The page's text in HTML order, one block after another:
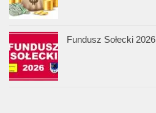
Fundusz Sołecki 2026